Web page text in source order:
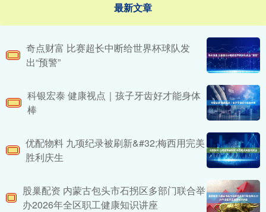
最新文章
奇点财富 比赛超长中断给世界杯球队发
出“预警”
科银宏泰 健康视点｜孩子牙齿好才能身体
棒
优配物料 九项纪录被刷新&#32;梅西用完美
胜利庆生
股巢配资 内蒙古包头市石拐区多部门联合举
办2026年全区职工健康知识讲座